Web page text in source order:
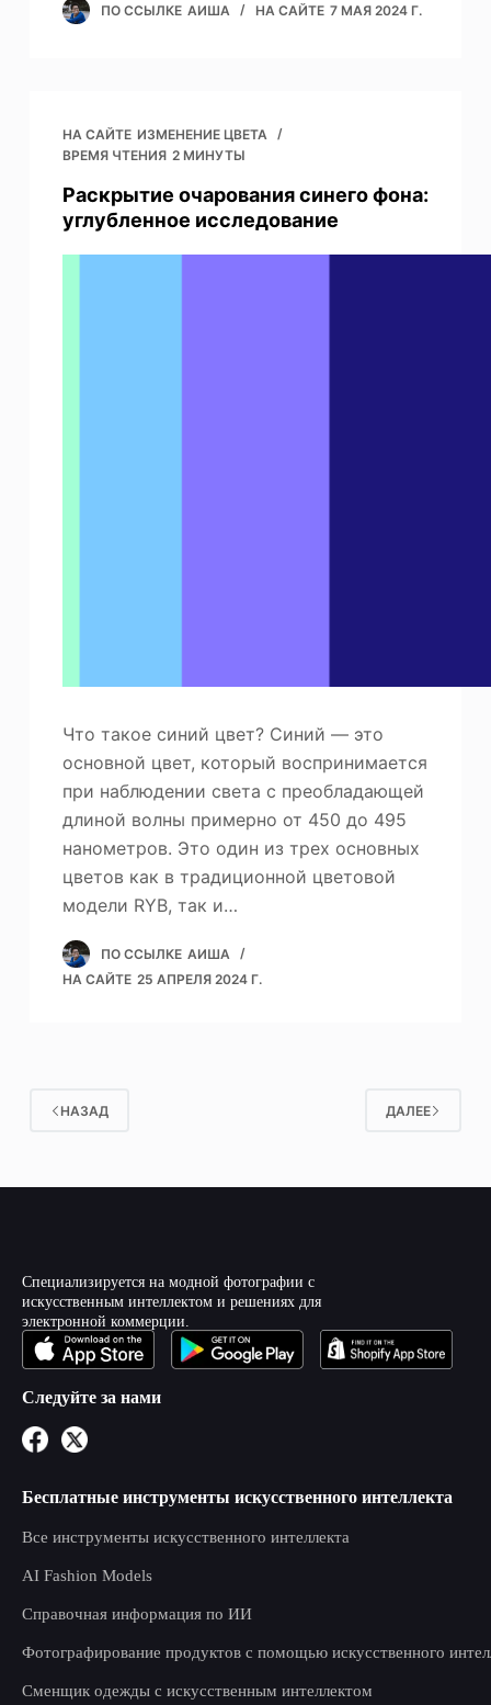
ПО ССЫЛКЕ АИША НА САЙТЕ 7 МАЯ 2024 Г.
НА САЙТЕ ИЗМЕНЕНИЕ ЦВЕТА
ВРЕМЯ ЧТЕНИЯ 2 МИНУТЫ
Раскрытие очарования синего фона:
углубленное исследование
Что такое синий цвет? Синий — это
основной цвет, который воспринимается
при наблюдении света с преобладающей
длиной волны примерно от 450 до 495
нанометров. Это один из трех основных
цветов как в традиционной цветовой
модели RYB, так и…
ПО ССЫЛКЕ АИША
НА САЙТЕ 25 АПРЕЛЯ 2024 Г.
НАЗАД ДАЛЕЕ
Специализируется на модной фотографии с
искусственным интеллектом и решениях для
электронной коммерции.
Следуйте за нами
Бесплатные инструменты искусственного интеллекта
Все инструменты искусственного интеллекта
AI Fashion Models
Справочная информация по ИИ
Фотографирование продуктов с помощью искусственного
Сменщик одежды с искусственным интеллектом